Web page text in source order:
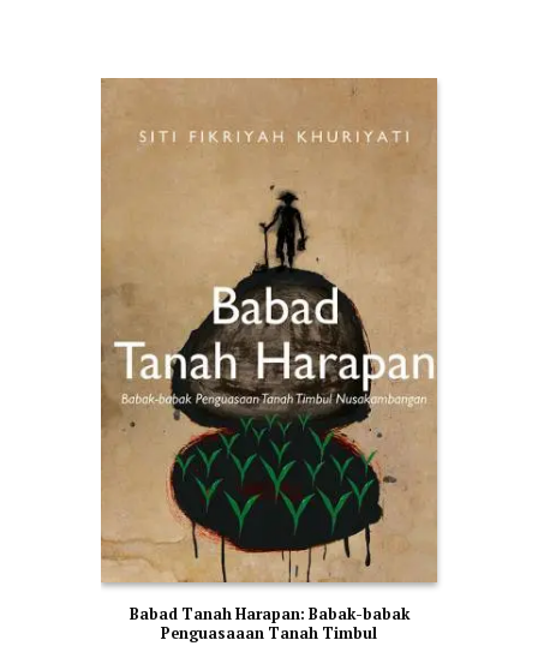
Babad Tanah Harapan: Babak-babak
Penguasaaan Tanah Timbul